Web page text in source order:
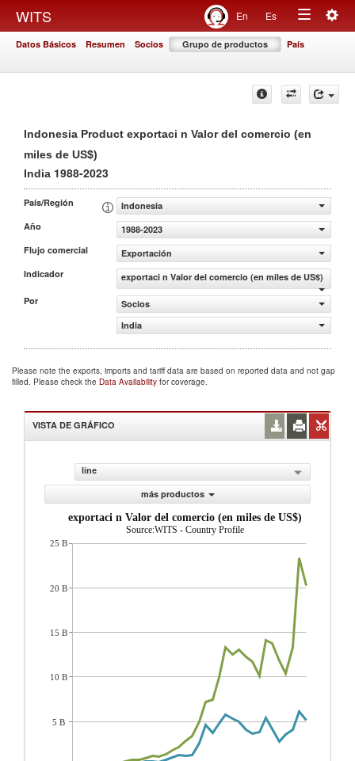
WITS En Es
Toggle
Datos Básicos Resumen Socios Grupo de productos País
Indonesia Product exportaci n Valor del comercio (en
miles de US$)
India 1988-2023
País/Región
Indonesia
Año
1988-2023
Flujo comercial
Exportación
Indicador
exportaci n Valor del comercio (en miles de US$)
Por
Socios
India
Please note the exports, imports and tariff data are based on reported data and not gap
filled. Please check the Data Availability for coverage.
VISTA DE GRÁFICO
line
más productos
exportaci n Valor del comercio (en miles de US$)
Source:WITS - Country Profile
25 B
20 B
15 B
10 B
5 B